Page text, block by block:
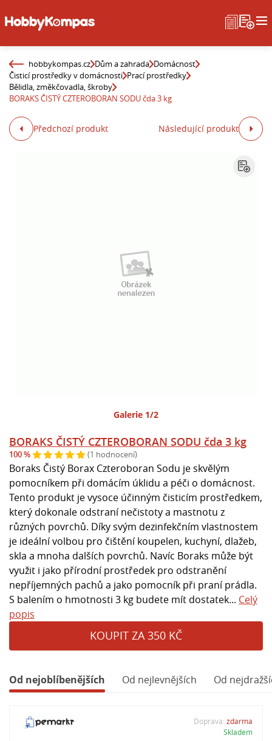
hobbykompas.cz Dům a zahrada Domácnost
Čisticí prostředky v domácnosti Prací prostředky
Bělidla, změkčovadla, škroby
BORAKS ČISTÝ CZTEROBORAN SODU čda 3 kg
Předchozí produkt Následující produkt
Galerie 1/2
BORAKS ČISTÝ CZTEROBORAN SODU čda 3 kg
100 % (1 hodnocení)
Boraks Čistý Borax Czteroboran Sodu je skvělým
pomocníkem při domácím úklidu a péči o domácnost.
Tento produkt je vysoce účinným čisticím prostředkem,
který dokonale odstraní nečistoty a mastnotu z
různých povrchů. Díky svým dezinfekčním vlastnostem
je ideální volbou pro čištění koupelen, kuchyní, dlažeb,
skla a mnoha dalších povrchů. Navíc Boraks může být
využit i jako přírodní prostředek pro odstranění
nepříjemných pachů a jako pomocník při praní prádla.
S balením o hmotnosti 3 kg budete mít dostatek... Celý
popis
KOUPIT ZA 350 KČ
Od nejoblíbenějších Od nejlevnějších Od
Doprava: zdarma
Skladem